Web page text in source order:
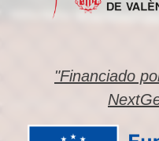
"Financiado